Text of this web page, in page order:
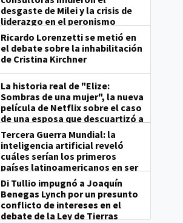
desgaste de Milei y la crisis de
liderazgo en el peronismo
Ricardo Lorenzetti se metió en
el debate sobre la inhabilitación
de Cristina Kirchner
La historia real de "Elize:
Sombras de una mujer", la nueva
película de Netflix sobre el caso
de una esposa que descuartizó a
su marido
Tercera Guerra Mundial: la
inteligencia artificial reveló
cuáles serían los primeros
países latinoamericanos en ser
derrotados
Di Tullio impugnó a Joaquín
Benegas Lynch por un presunto
conflicto de intereses en el
debate de la Ley de Tierras